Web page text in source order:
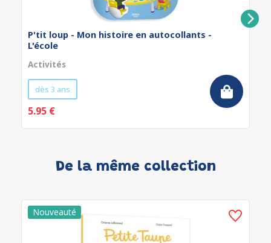
P'tit loup - Mon histoire en autocollants -
L'école
Activités
dès 3 ans
5.95 €
De la même collection